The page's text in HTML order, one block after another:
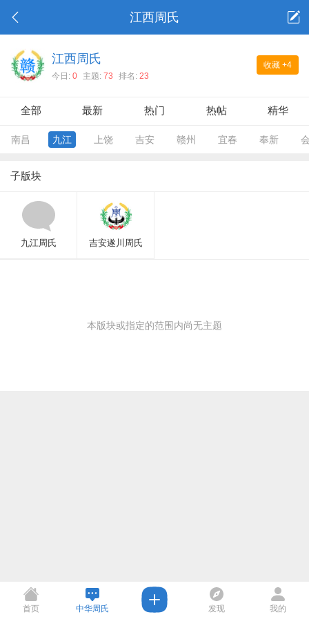
江西周氏
收藏 +4
江西周氏
今日: 0 主题: 73 排名: 23
全部 最新 热门 热帖 精华
南昌 九江 上饶 吉安 赣州 宜春 奉新
子版块
九江周氏 吉安遂川周氏
本版块或指定的范围内尚无主题
首页 中华周氏 发现 我的